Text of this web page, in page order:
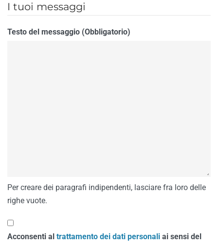
I tuoi messaggi
Testo del messaggio (Obbligatorio)
Per creare dei paragrafi indipendenti, lasciare fra loro delle
righe vuote.
Acconsenti al trattamento dei dati personali ai sensi del